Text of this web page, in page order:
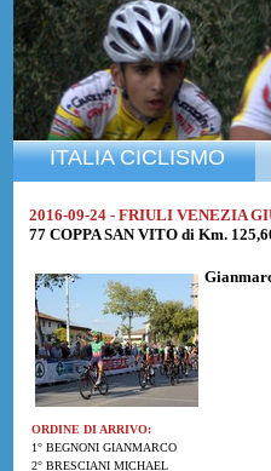
ITALIA CICLISMO
2016-09-24 - FRIULI VENEZIA
77 COPPA SAN VITO di Km.
ORDINE DI ARRIVO:
1° BEGNONI GIANMARCO
2° BRESCIANI MICHAEL